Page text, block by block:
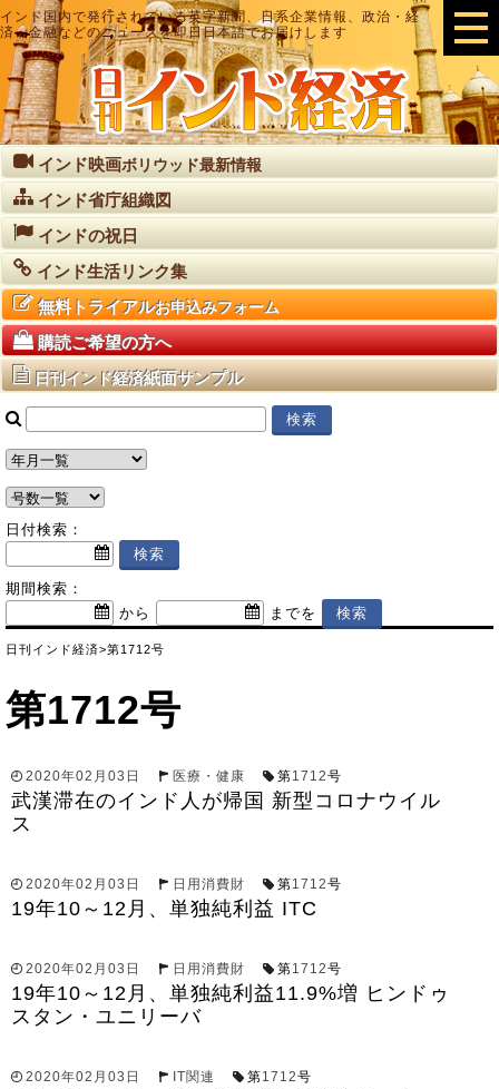
インド国内で発行されている英字新聞、日系企業情報、政治・経
済・金融などのニュースを即日日本語でお届けします
インド映画ボリウッド最新情報
インド省庁組織図
インドの祝日
インド生活リンク集
無料トライアルお申込みフォーム
購読ご希望の方へ
日刊インド経済紙面サンプル
日付検索：
期間検索：
から
までを
日刊インド経済>第1712号
第1712号
2020年02月03日 医療・健康 第1712号
武漢滞在のインド人が帰国 新型コロナウイル
ス
2020年02月03日 日用消費財 第1712号
19年10～12月、単独純利益 ITC
2020年02月03日 日用消費財 第1712号
19年10～12月、単独純利益11.9%増 ヒンドゥ
スタン・ユニリーバ
2020年02月03日 IT関連 第1712号